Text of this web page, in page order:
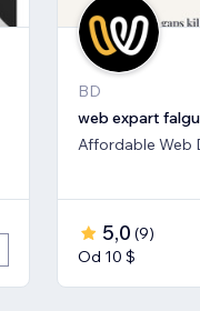
BD
web expart
Affordable Web
5,0 (9)
Od 10 $